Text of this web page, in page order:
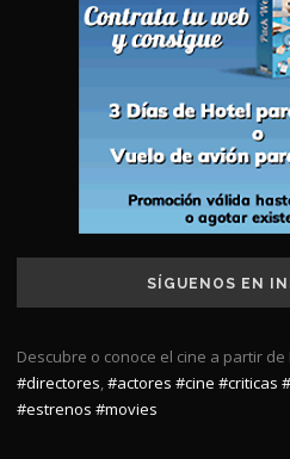
SÍGUENOS EN
Descubre o conoce el cine a partir
#directores,#actores #cine #criticas
#estrenos #movies